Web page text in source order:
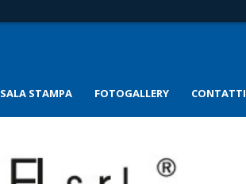
SALA STAMPA FOTOGALLERY CONTATTI